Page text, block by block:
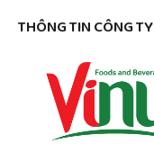
THÔNG TIN CÔNG TY